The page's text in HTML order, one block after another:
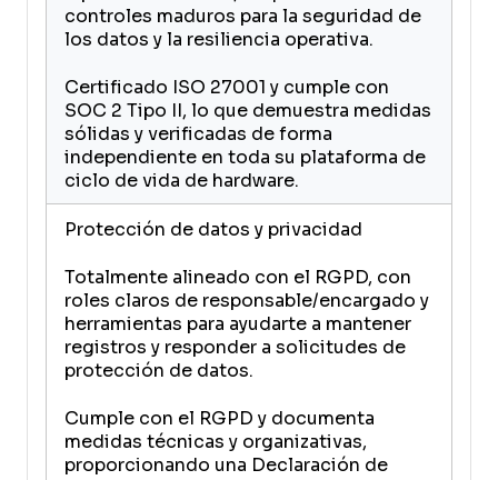
controles maduros para la seguridad de
los datos y la resiliencia operativa.
Certificado ISO 27001 y cumple con
SOC 2 Tipo II, lo que demuestra medidas
sólidas y verificadas de forma
independiente en toda su plataforma de
ciclo de vida de hardware.
Protección de datos y privacidad
Totalmente alineado con el RGPD, con
roles claros de responsable/encargado y
herramientas para ayudarte a mantener
registros y responder a solicitudes de
protección de datos.
Cumple con el RGPD y documenta
medidas técnicas y organizativas,
proporcionando una Declaración de